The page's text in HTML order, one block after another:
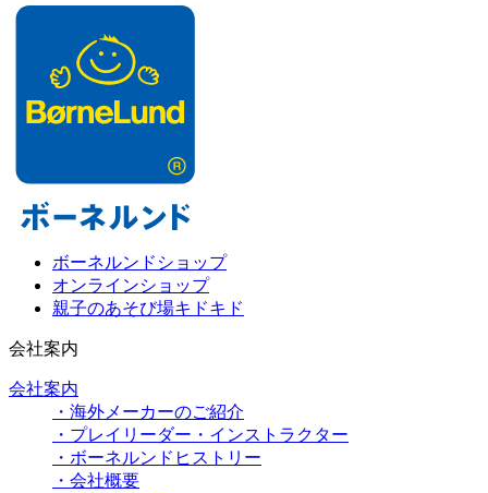
ボーネルンドショップ
オンラインショップ
親子のあそび場キドキド
会社案内
会社案内
・海外メーカーのご紹介
・プレイリーダー・インストラクター
・ボーネルンドヒストリー
・会社概要